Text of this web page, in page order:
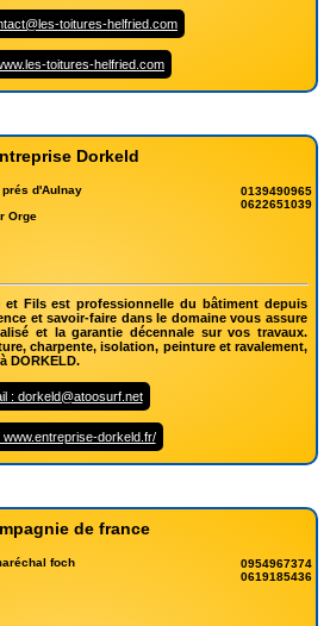
toitures-helfried.com
toitures-helfried.com
Dorkeld
d'Aulnay
Orge
0139490965
0622651039
et Fils est professionnelle du bâtiment depuis
et savoir-faire dans le domaine vous assure
et la garantie décennale sur vos travaux.
charpente, isolation, peinture et ravalement,
DORKELD.
: dorkeld@atoosurf.net
www.entreprise-dorkeld.fr/
de france
foch
0954967374
0619185436